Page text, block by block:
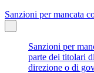
Sanzioni per mancata
Sanzioni per
parte dei titolari
direzione o di